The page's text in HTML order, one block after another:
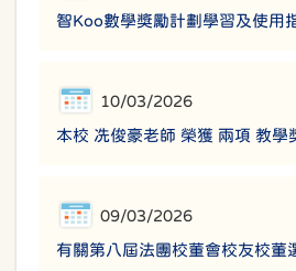
智Koo數學獎勵計劃學習及使用
10/03/2026
本校 冼俊豪老師 榮獲 兩項 教學
09/03/2026
有關第八屆法團校董會校友校董